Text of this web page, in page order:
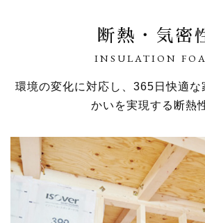
断熱・気密
INSULATION
環境の変化に対応し、365日快適な
かいを実現する断熱